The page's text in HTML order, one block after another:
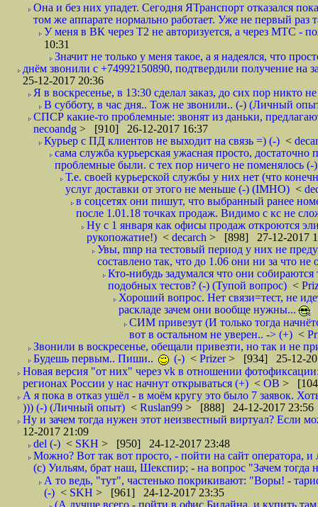
Она и без них упадет. Сегодня ЯТранспорт отказался
том же аппарате нормально работает. Уже не первый раз
У меня в ВК через Т2 не авторизуется, а через МТС -
10:31
Значит не только у меня такое, а я надеялся, что
днём звонили с +74992150890, подтвердили получение на
25-12-2017 20:36
Я в воскресенье, в 13:30 сделал заказ, до сих пор никто
В субботу, в час дня.. Тож не звонили.. (-) (Личный
СПСР какие-то проблемные: звонят из даньки,
necoandg > [910] 26-12-2017 16:37
Курьер с ПД клиентов не выходит на связь =) (-) <
сама служба курьерская ужасная просто,
проблемные были. с тех пор ничего не поменялось (-)
Т.е. своей курьерской службы у них нет (что
услуг доставки от этого не меньше (-) (IMHO) <
в соцсетях они пишут, что выбранный ранее
после 1.01.18 точках продаж. Видимо с кс не
Ну с 1 января как офисы продаж откроются
рукопожатие!) < decarch > [898] 27-12-2017
Увы, mnp на тестовый период у них не
составлено так, что до 1.06 они ни за что не
Кто-нибудь задумался что они
подобных тестов? (-) (Тупой вопрос) <
Хороший вопрос. Нет связи=тест, не
раскладе зачем они вообще нужны...
СИМ привезут (И только тогда
вот в остальном не уверен.. -> (+) <
Звонили в воскресенье, обещали привезти, но так и не
Будешь первым.. Пиши..
(-) < Prizer> [934] 25-12-
Новая версия "от них" через vk в отношении
регионах России у нас начнут открываться (+) < ОВ >
А я пока в отказ ушёл - в моём кругу это было 7 заявок.
))) (-) (Личный опыт) < Ruslan99 > [888] 24-12-2017 23:56
Ну и зачем тогда нужен этот неизвестный виртуал? Если
12-2017 21:09
del (-) < SKH > [950] 24-12-2017 23:48
Можно? Вот так вот просто, - пойти на сайт оператора,
(с) Уильям, брат наш, Шекспир; - на вопрос "Зачем тогда
А то ведь, "тут", частенько покрикивают: "Воры! -
(-) < SKH > [961] 24-12-2017 23:35
(А лучше всего - пойти в офис Билайна, и купить